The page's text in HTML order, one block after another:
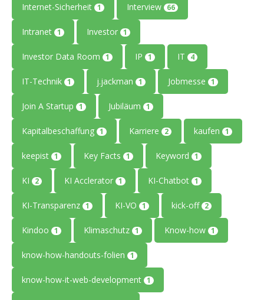
Internet-Sicherheit 1 Interview 66
Intranet 1 Investor 1
Investor Data Room 1 IP 1 IT 4
IT-Technik 1 j.jackman 1 Jobmesse 1
Join A Startup 1 Jubiläum 1
Kapitalbeschaffung 1 Karriere 2 kaufen 1
keepist 1 Key Facts 1 Keyword 1
KI 2 KI Acclerator 1 KI-Chatbot 1
KI-Transparenz 1 KI-VO 1 kick-off 2
Kindoo 1 Klimaschutz 1 Know-how 1
know-how-handouts-folien 1
know-how-it-web-development 1